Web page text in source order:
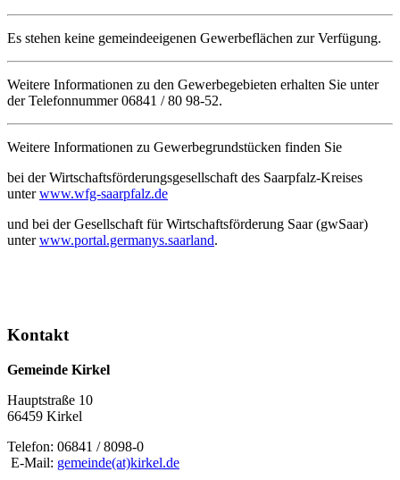
Es stehen keine gemeindeeigenen Gewerbeflächen zur Verfügung.
Weitere Informationen zu den Gewerbegebieten erhalten Sie unter
der Telefonnummer 06841 / 80 98-52.
Weitere Informationen zu Gewerbegrundstücken finden Sie
bei der Wirtschaftsförderungsgesellschaft des Saarpfalz-Kreises
unterwww.wfg-saarpfalz.de
und bei der Gesellschaft für Wirtschaftsförderung Saar (gwSaar)
unterwww.portal.germanys.saarland.
Kontakt
Gemeinde Kirkel
Hauptstraße 10
66459 Kirkel
Telefon: 06841 / 8098-0
E-Mail: gemeinde(at)kirkel.de